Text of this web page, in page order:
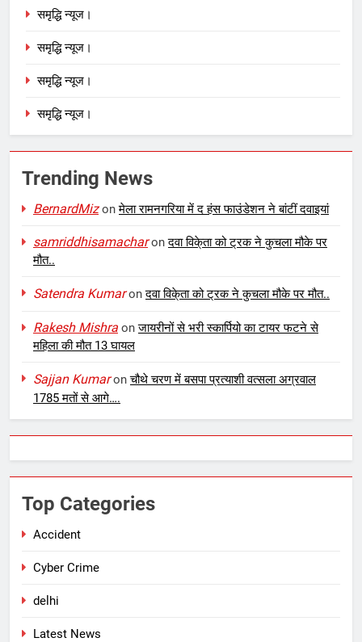
समृद्धि न्यूज।
समृद्धि न्यूज।
समृद्धि न्यूज।
समृद्धि न्यूज।
Trending News
BernardMizonमेला रामनगरिया में द हंस फाउंडेशन ने बांटीं दवाइयां
samriddhisamacharonदवा विके्ता को ट्रक ने कुचला मौके पर
मौत..
Satendra Kumaronदवा विके्ता को ट्रक ने कुचला मौके पर मौत..
Rakesh Mishra onजायरीनों से भरी स्कार्पियो का टायर फटने से
महिला की मौत 13 घायल
Sajjan Kumaronचौथे चरण में बसपा प्रत्याशी वत्सला अग्रवाल
1785 मतों से आगे….
Top Categories
Accident
Cyber Crime
delhi
Latest News